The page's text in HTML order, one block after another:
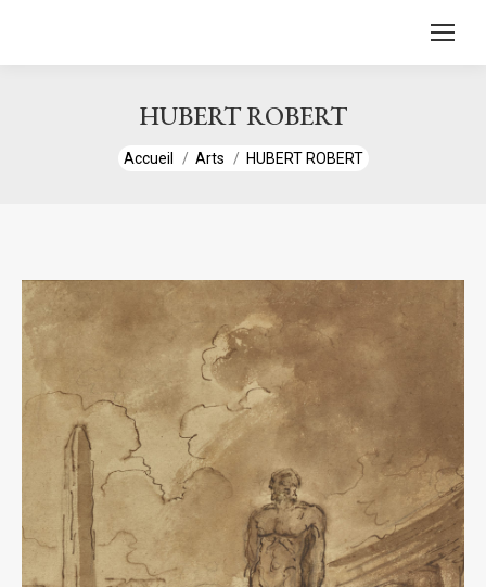
HUBERT ROBERT
Vous êtes ici :
Accueil Arts HUBERT ROBERT